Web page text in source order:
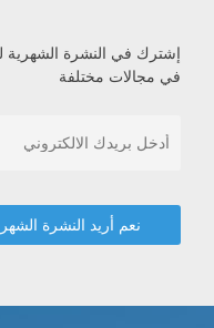
إشترك في النشرة
في مجالات مختلفة